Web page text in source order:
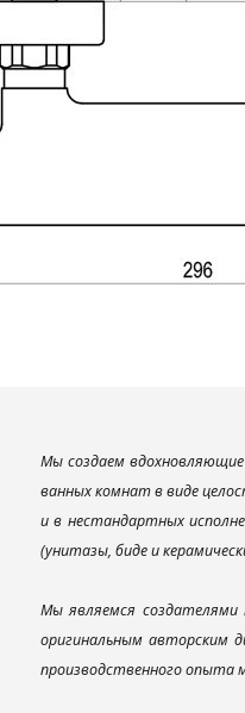
Мы создаем
ванных комнат в виде
и в нестандартных
(унитазы, биде и
Мы являемся создателями
оригинальным авторским
производственного опыта